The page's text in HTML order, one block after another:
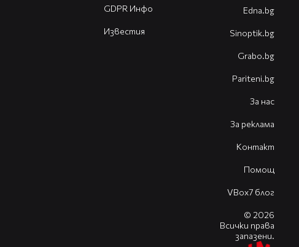
GDPR Инфо
Известия
Edna.bg
Sinoptik.bg
Grabo.bg
Pariteni.bg
За нас
За реклама
Контакт
Помощ
VBox7 блог
© 2026
Всички права
запазени.